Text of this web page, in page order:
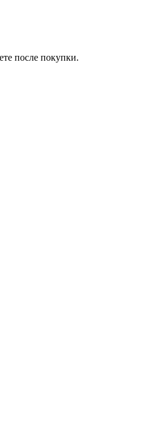
после покупки.